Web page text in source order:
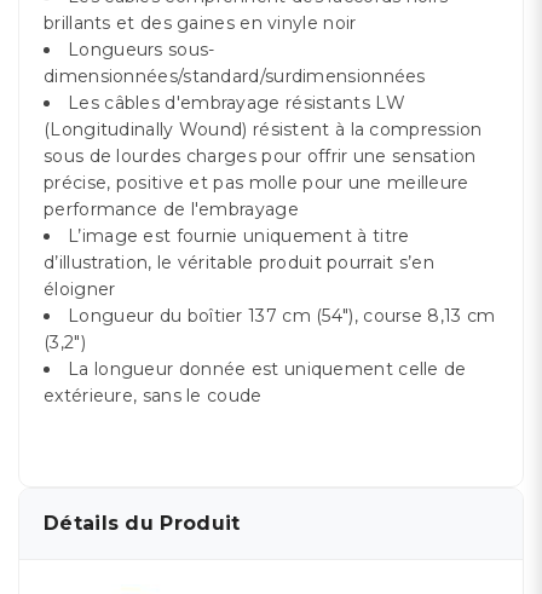
brillants et des gaines en vinyle noir
Longueurs sous-
dimensionnées/standard/surdimensionnées
Les câbles d'embrayage résistants LW
(Longitudinally Wound) résistent à la compression
sous de lourdes charges pour offrir une sensation
précise, positive et pas molle pour une meilleure
performance de l'embrayage
L’image est fournie uniquement à titre
d’illustration, le véritable produit pourrait s’en
éloigner
Longueur du boîtier 137 cm (54"), course 8,13 cm
(3,2")
La longueur donnée est uniquement celle de
extérieure, sans le coude
Détails du Produit